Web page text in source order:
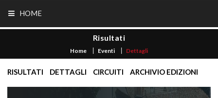
HOME
Risultati
Home Eventi Dettagli
RISULTATI DETTAGLI CIRCUITI ARCHIVIO EDIZIONI